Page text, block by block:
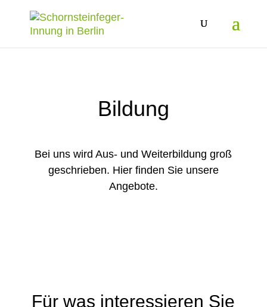
Bildung
Bei uns wird Aus- und Weiterbildung groß
geschrieben. Hier finden Sie unsere
Angebote.
Für was interessieren Sie